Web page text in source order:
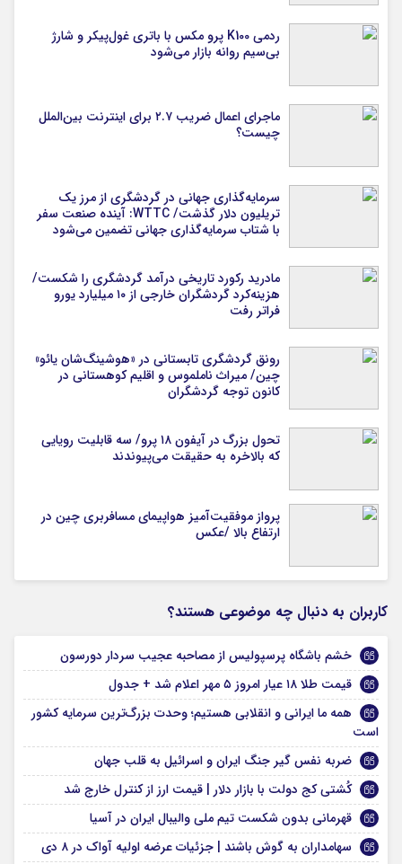
ردمی K100 پرو مکس با باتری غول‌پیکر و شارژ
بی‌سیم روانه بازار می‌شود
ماجرای اعمال ضریب ۲.۷ برای اینترنت بین‌الملل
چیست؟
سرمایه‌گذاری جهانی در گردشگری از مرز یک
تریلیون دلار گذشت/ WTTC: آینده صنعت سفر
با شتاب سرمایه‌گذاری جهانی تضمین می‌شود
مادرید رکورد تاریخی درآمد گردشگری را شکست/
هزینه‌کرد گردشگران خارجی از ۱۰ میلیارد یورو
فراتر رفت
رونق گردشگری تابستانی در «هوشینگ‌شان یائو»
چین/ میراث ناملموس و اقلیم کوهستانی در
کانون توجه گردشگران
تحول بزرگ در آیفون ۱۸ پرو/ سه قابلیت رویایی
که بالاخره به حقیقت می‌پیوندند
پرواز موفقیت‌آمیز هواپیمای مسافربری چین در
ارتفاع بالا /عکس
کاربران به دنبال چه موضوعی هستند؟
خشم باشگاه پرسپولیس از مصاحبه عجیب سردار دورسون
قیمت طلا ۱۸ عیار امروز ۵ مهر اعلام شد + جدول
همه ما ایرانی و انقلابی هستیم؛ وحدت بزرگ‌ترین سرمایه کشور
است
ضربه نفس گیر جنگ ایران و اسرائیل به قلب جهان
کُشتی کج دولت با بازار دلار | قیمت ارز از کنترل خارج شد
قهرمانی بدون شکست تیم ملی والیبال ایران در آسیا
سهامداران به گوش باشند | جزئیات عرضه اولیه آواک در ۸ دی